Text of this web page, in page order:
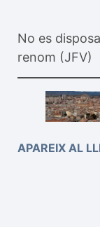
No es
renom (JFV)
APAREIX AL